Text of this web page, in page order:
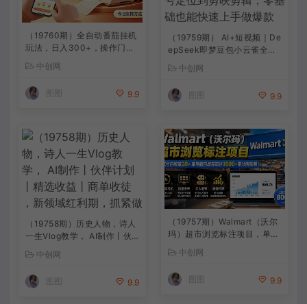
（19760期）全自动番茄挂机
玩法，日入300+，操作门槛
低，一台电脑即可开展
中创网
9.9
（19759期） AI+短视频｜De
epSeek即梦豆包小云雀全工
具教学，从账号定位到剪映剪
辑，零基础也能快速上手做爆
款
中创网
9.9
（19758期）历史人物，诗人
一生Vlog教学， AI制作丨伙
伴计划丨精选收益丨商单收徒
，新领域红利期，抓紧做
中创网
9.9
（19757期）Walmart（沃尔
玛）超市浏览标注项目，单账
号日收益20+ 单电脑日收益可
达1000+带分佣机制
中创网
9.9